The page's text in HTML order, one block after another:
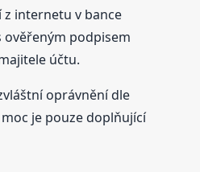
z internetu v bance
ověřeným podpisem
účtu.
oprávnění dle
moc je pouze doplňující